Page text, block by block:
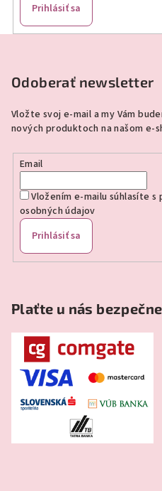
Prihlásiť sa
Odoberať newsletter
Vložte svoj e-mail a my Vám
nových produktoch na našom e-
Email
Vložením e-mailu súhlasíte s
osobných údajov
Prihlásiť sa
Plaťte u nás bezpečne